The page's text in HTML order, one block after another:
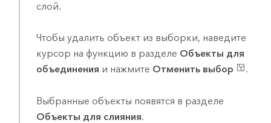
слой.
Чтобы удалить объект из выборки, наведите
курсор на функцию в разделе Объекты для
объединения и нажмите Отменить выбор .
Выбранные объекты появятся в разделе
Объекты для слияния.